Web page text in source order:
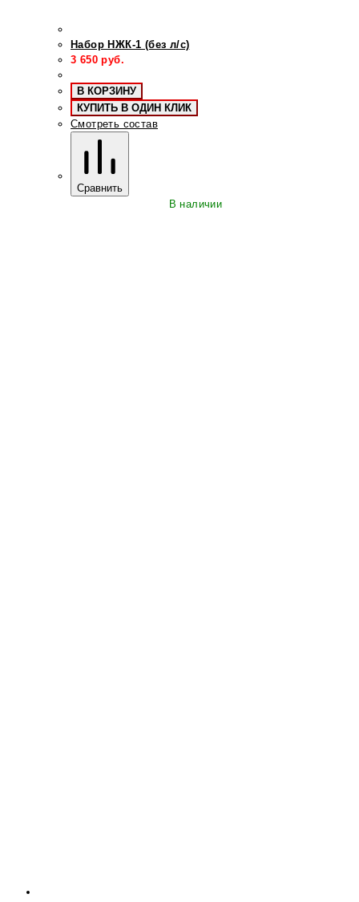
Набор НЖК-1 (без л/с)
3 650 руб.
В КОРЗИНУ
КУПИТЬ В ОДИН КЛИК
Смотреть состав
Сравнить
В наличии